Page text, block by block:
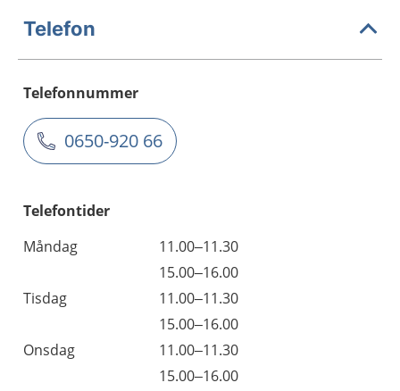
Telefon
Telefonnummer
0650-920 66
Telefontider
Måndag
11.00–11.30
15.00–16.00
Tisdag
11.00–11.30
15.00–16.00
Onsdag
11.00–11.30
15.00–16.00